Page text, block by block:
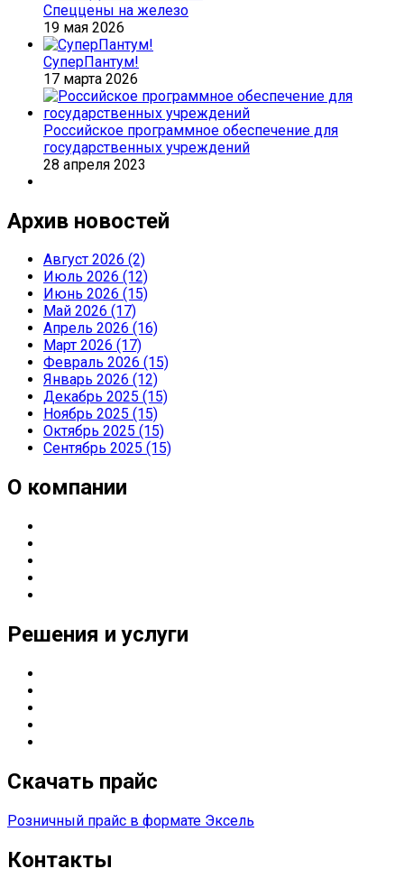
Спеццены на железо
19 мая 2026
СуперПантум!
17 марта 2026
Российское программное обеспечение для
государственных учреждений
28 апреля 2023
Архив новостей
Август 2026 (2)
Июль 2026 (12)
Июнь 2026 (15)
Май 2026 (17)
Апрель 2026 (16)
Март 2026 (17)
Февраль 2026 (15)
Январь 2026 (12)
Декабрь 2025 (15)
Ноябрь 2025 (15)
Октябрь 2025 (15)
Сентябрь 2025 (15)
О компании
Решения и услуги
Скачать прайс
Розничный прайс в формате Эксель
Контакты